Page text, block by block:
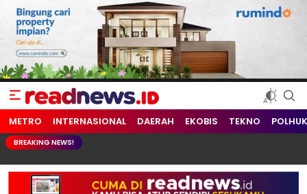
readnews.id
Berita Terkini, Update Terbaru Hari ini dari Indonesia dan Dunia
METRO INTERNASIONAL DAERAH EKOBIS TEKNO
BREAKING NEWS!